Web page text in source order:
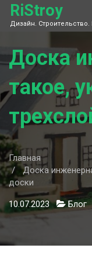
Skip
content
RiStroy
Дизайн.
Доска
такое,
Главная
Доска
доски
10.07.2023 Блог